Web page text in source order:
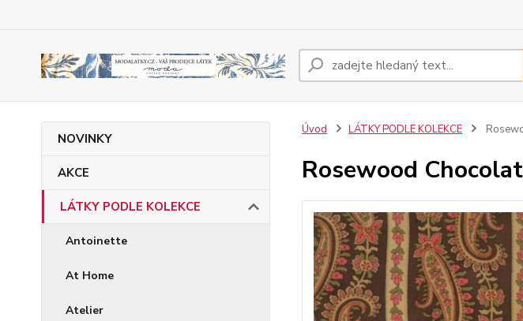
NOVINKY
AKCE
LÁTKY PODLE KOLEKCE
Antoinette
At Home
Atelier
Úvod LÁTKY PODLE KOLEKCE
Rosewood Chocolat